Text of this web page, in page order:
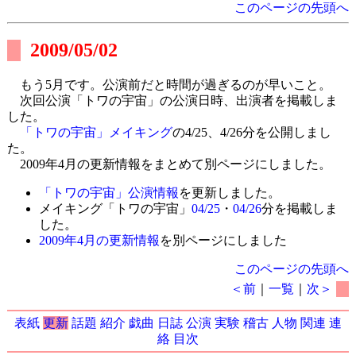
このページの先頭へ
2009/05/02
もう5月です。公演前だと時間が過ぎるのが早いこと。
次回公演「トワの宇宙」の公演日時、出演者を掲載しま
した。
「トワの宇宙」メイキングの4/25、4/26分を公開しまし
た。
2009年4月の更新情報をまとめて別ページにしました。
「トワの宇宙」公演情報 を更新しました。
メイキング「トワの宇宙」 04/25・ 04/26分を掲載しま
した。
2009年4月の更新情報 を別ページにしました
このページの先頭へ
＜前 ｜一覧 次＞
表紙 更新 話題 紹介 戯曲 日誌 公演 実験 稽古 人物 関連 連
絡 目次